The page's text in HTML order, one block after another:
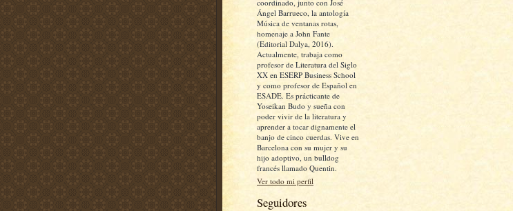
coordinado, junto con José
Ángel Barrueco, la antología
Música de ventanas rotas,
homenaje a John Fante
(Editorial Dalya, 2016).
Actualmente, trabaja como
profesor de Literatura del Siglo
XX en ESERP Business School
y como profesor de Español en
ESADE. Es prácticante de
Yoseikan Budo y sueña con
poder vivir de la literatura y
aprender a tocar dignamente el
banjo de cinco cuerdas. Vive en
Barcelona con su mujer y su
hijo adoptivo, un bulldog
francés llamado Quentin.
Ver todo mi perfil
Seguidores